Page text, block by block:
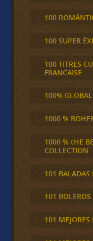
100
100 SUPER
100 TITRES
FRANCAISE
100%
1000 %
1000 % tHE
COLLECTION
101 BALADAS
101 BOLEROS
101 MEJORES